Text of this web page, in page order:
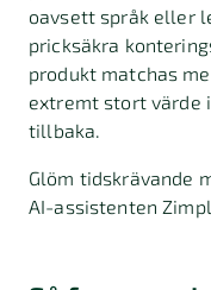
oavsett språk eller
pricksäkra
produkt matchas
extremt stort värde
tillbaka.
Glöm tidskrävande
AI-assistenten